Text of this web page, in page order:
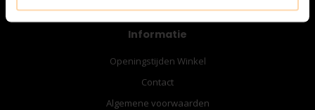
Informatie
Openingstijden Winkel
Contact
Algemene voorwaarden